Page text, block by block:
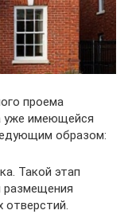
проема
уже имеющейся
образом:
Такой этап
размещения
отверстий.